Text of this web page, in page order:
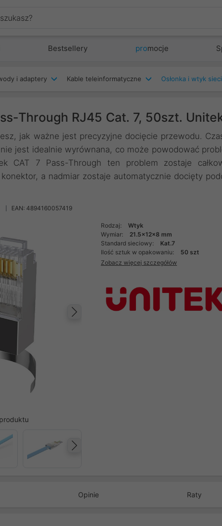
Bestsellery promocje
i adaptery Kable teleinformatyczne Osłonka i wtyk
Through RJ45 Cat. 7, 50szt.
jak ważne jest precyzyjne docięcie przewodu.
jest idealnie wyrównana, co może powodować
CAT 7 Pass-Through ten problem zostaje
a nadmiar zostaje automatycznie docięty
EAN: 4894160057419
Rodzaj:
Wtyk
Wymiar:
21.5x12x8 mm
Standard sieciowy:
Kat.7
Ilość sztuk w opakowaniu:
50 szt
Zobacz więcej szczegółów
Opinie Raty